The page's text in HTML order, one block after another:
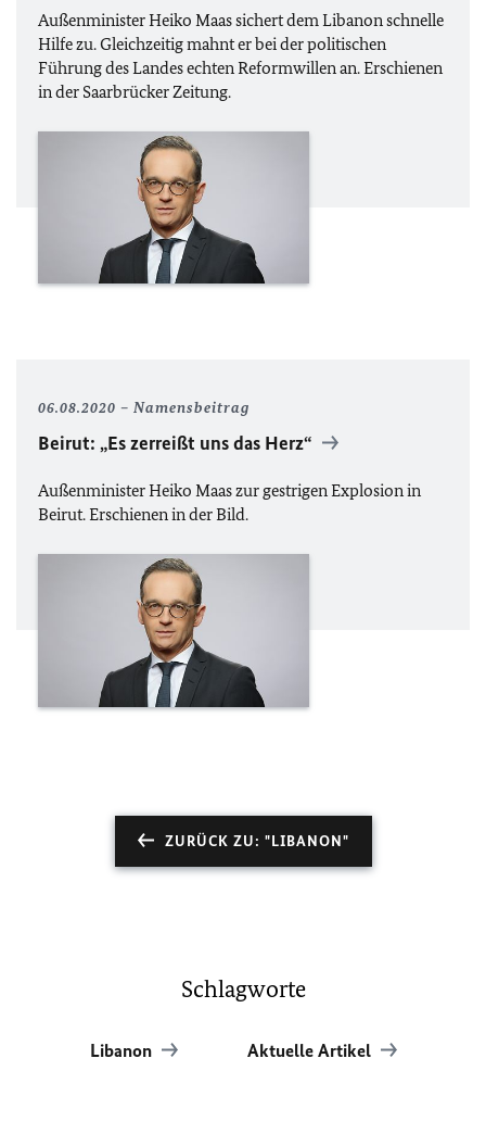
Außenminister Heiko Maas sichert dem Libanon schnelle
Hilfe zu. Gleichzeitig mahnt er bei der politischen
Führung des Landes echten Reformwillen an. Erschienen
in der Saarbrücker Zeitung.
06.08.2020 Namensbeitrag
Beirut: „Es zerreißt uns das Herz“
Außenminister Heiko Maas zur gestrigen Explosion in
Beirut. Erschienen in der Bild.
ZURÜCK ZU: "LIBANON"
Schlagworte
Libanon Aktuelle Artikel